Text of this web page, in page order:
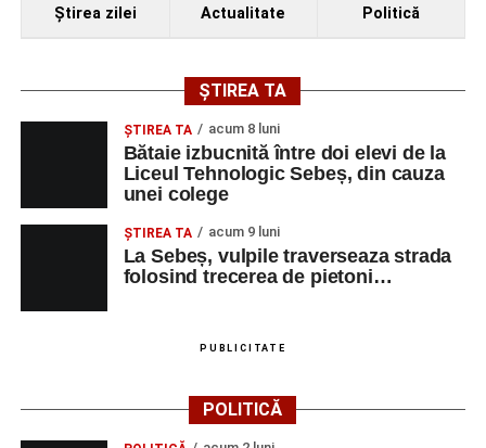
Ştirea zilei Actualitate Politică
ȘTIREA TA
ŞTIREA TA acum 8 luni
Bătaie izbucnită între doi elevi de la
Liceul Tehnologic Sebeș, din cauza
unei colege
ŞTIREA TA acum 9 luni
La Sebeș, vulpile traverseaza strada
folosind trecerea de pietoni…
PUBLICITATE
POLITICĂ